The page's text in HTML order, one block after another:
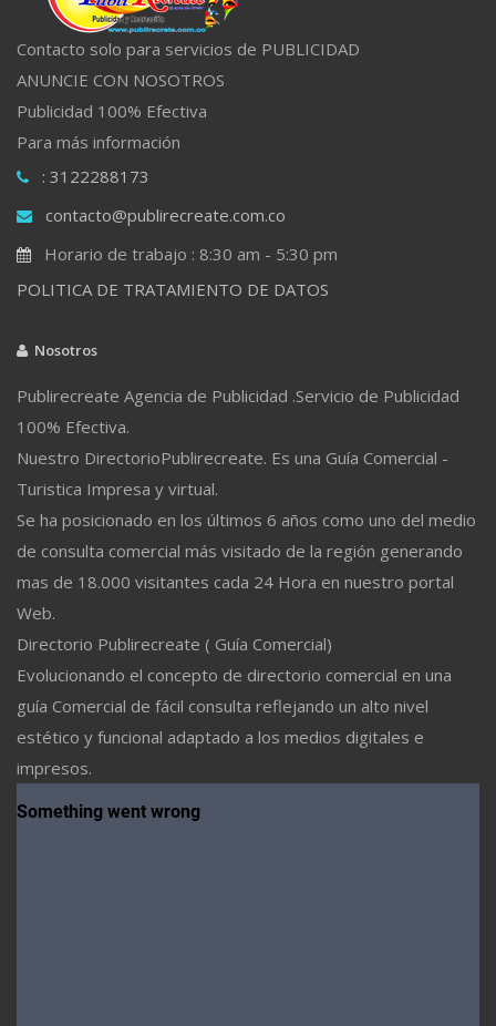
Contacto solo para servicios de PUBLICIDAD
ANUNCIE CON NOSOTROS
Publicidad 100% Efectiva
Para más información
: 3122288173
contacto@publirecreate.com.co
Horario de trabajo : 8:30 am - 5:30 pm
POLITICA DE TRATAMIENTO DE DATOS
Nosotros
Publirecreate Agencia de Publicidad .Servicio de Publicidad
100% Efectiva.
Nuestro DirectorioPublirecreate. Es una Guía Comercial -
Turistica Impresa y virtual.
Se ha posicionado en los últimos 6 años como uno del medio
de consulta comercial más visitado de la región generando
mas de 18.000 visitantes cada 24 Hora en nuestro portal
Web.
Directorio Publirecreate ( Guía Comercial)
Evolucionando el concepto de directorio comercial en una
guía Comercial de fácil consulta reflejando un alto nivel
estético y funcional adaptado a los medios digitales e
impresos.